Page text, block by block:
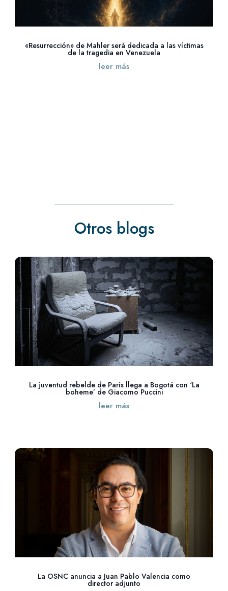
«Resurrección» de Mahler será dedicada a las víctimas
de la tragedia en Venezuela
leer más
Otros blogs
La juventud rebelde de París llega a Bogotá con ‘La
boheme’ de Giacomo Puccini
leer más
La OSNC anuncia a Juan Pablo Valencia como
director adjunto